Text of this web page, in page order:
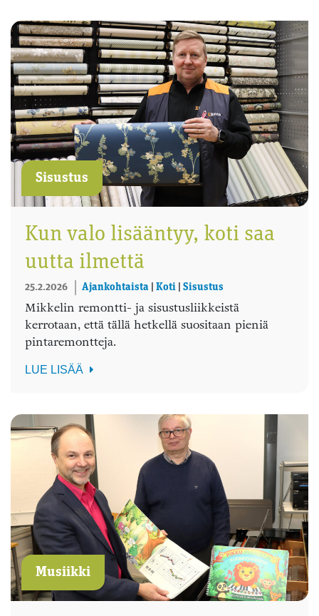
Sisustus
Kun valo lisääntyy, koti saa
uutta ilmettä
25.2.2026 Ajankohtaista Koti Sisustus
Mikkelin remontti- ja sisustusliikkeistä
kerrotaan, että tällä hetkellä suositaan pieniä
pintaremontteja.
LUE LISÄÄ
Musiikki